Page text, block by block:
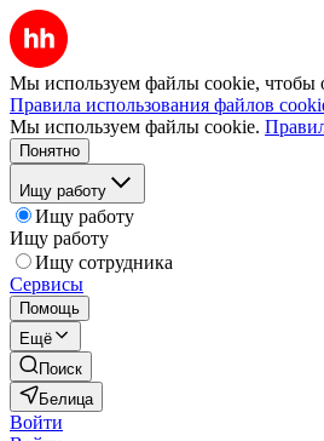
Мы используем файлы cookie, чтобы
Правила использования файлов
Мы используем файлы cookie.
Понятно
Ищу работу
Ищу работу
Ищу работу
Ищу сотрудника
Сервисы
Помощь
Ещё
Поиск
Белица
Войти